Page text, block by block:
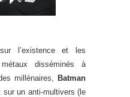
l’existence et les
disséminés à
millénaires, Batman
sur un anti-multivers (le